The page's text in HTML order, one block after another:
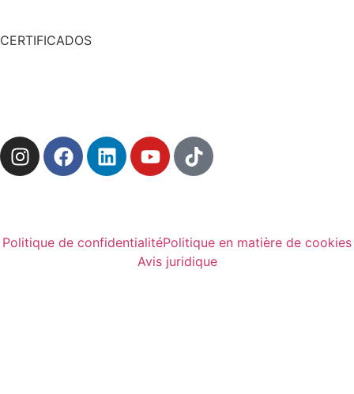
CERTIFICADOS
Politique de confidentialitéPolitique en matière de cookies
Avis juridique